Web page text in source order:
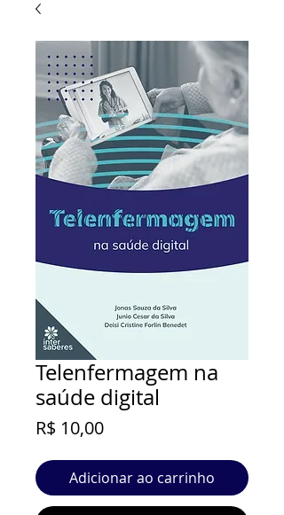
Telenfermagem na
saúde digital
R$ 10,00Preço
Adicionar ao carrinho